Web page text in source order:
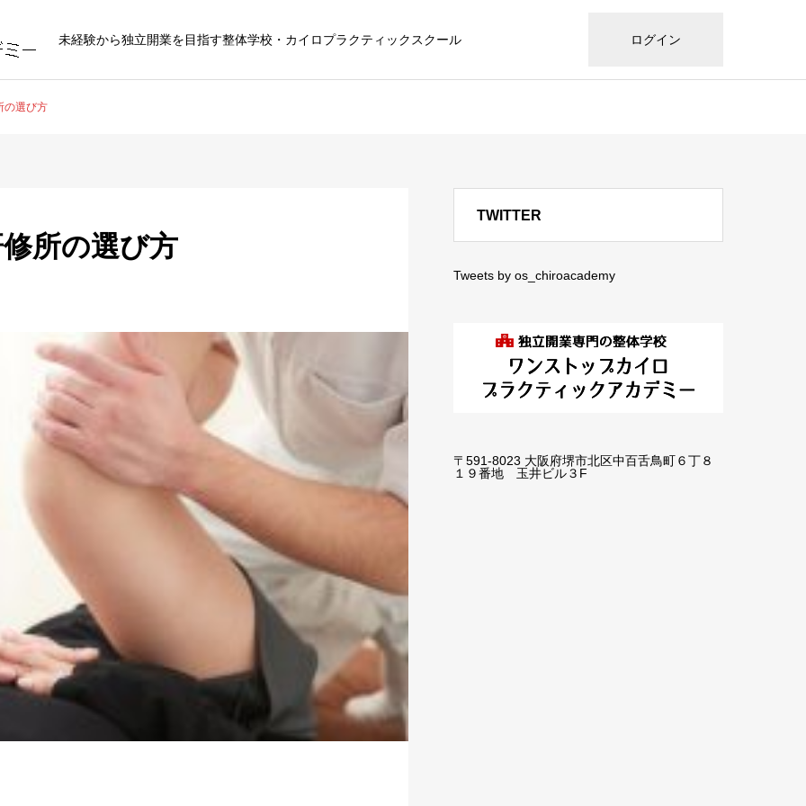
未経験から独立開業を目指す整体学校・カイロプラクティックスクール ログイン
の選び方
所の選び方
TWITTER
Tweets by os_chiroacademy
〒591-8023 大阪府堺市北区中百舌鳥町６丁８
１９番地 玉井ビル３F